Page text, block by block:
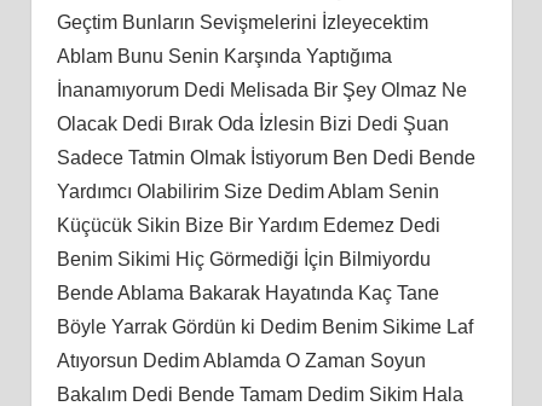
Geçtim Bunların Sevişmelerini İzleyecektim
Ablam Bunu Senin Karşında Yaptığıma
İnanamıyorum Dedi Melisada Bir Şey Olmaz Ne
Olacak Dedi Bırak Oda İzlesin Bizi Dedi Şuan
Sadece Tatmin Olmak İstiyorum Ben Dedi Bende
Yardımcı Olabilirim Size Dedim Ablam Senin
Küçücük Sikin Bize Bir Yardım Edemez Dedi
Benim Sikimi Hiç Görmediği İçin Bilmiyordu
Bende Ablama Bakarak Hayatında Kaç Tane
Böyle Yarrak Gördün ki Dedim Benim Sikime Laf
Atıyorsun Dedim Ablamda O Zaman Soyun
Bakalım Dedi Bende Tamam Dedim Sikim Hala